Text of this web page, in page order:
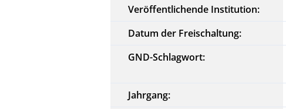
Veröffentlichende Institution:
Datum der Freischaltung:
GND-Schlagwort:
Jahrgang: